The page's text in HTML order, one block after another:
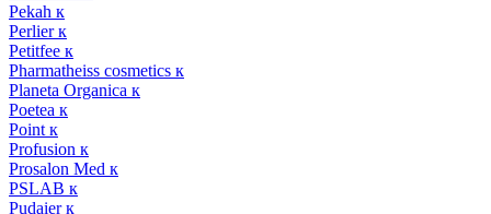
Pekah к
Perlier к
Petitfee к
Pharmatheiss cosmetics к
Planeta Organica к
Poetea к
Point к
Profusion к
Prosalon Med к
PSLAB к
Pudaier к